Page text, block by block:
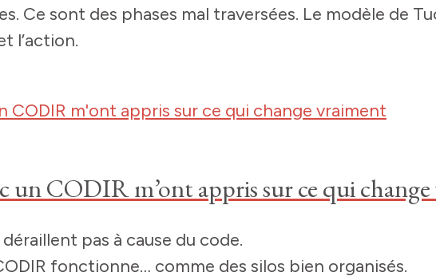
Ce sont des phases mal traversées. Le modèle de
l’action.
un CODIR m’ont appris sur ce qui
pas à cause du code.
fonctionne… comme des silos bien organisés.